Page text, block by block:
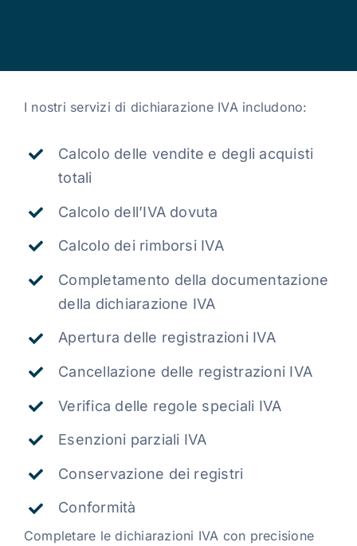
I nostri servizi di dichiarazione IVA includono:
Calcolo delle vendite e degli acquisti
totali
Calcolo dell’IVA dovuta
Calcolo dei rimborsi IVA
Completamento della documentazione
della dichiarazione IVA
Apertura delle registrazioni IVA
Cancellazione delle registrazioni IVA
Verifica delle regole speciali IVA
Esenzioni parziali IVA
Conservazione dei registri
Conformità
Completare le dichiarazioni IVA con precisione